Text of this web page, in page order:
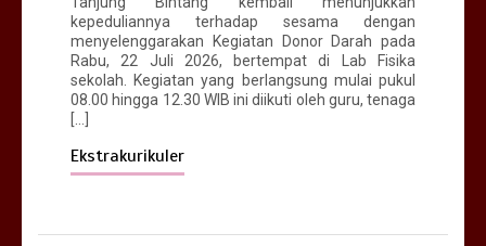
kepeduliannya terhadap sesama dengan
menyelenggarakan Kegiatan Donor Darah pada
Rabu, 22 Juli 2026, bertempat di Lab Fisika
sekolah. Kegiatan yang berlangsung mulai pukul
08.00 hingga 12.30 WIB ini diikuti oleh guru, tenaga
Ekstrakurikuler